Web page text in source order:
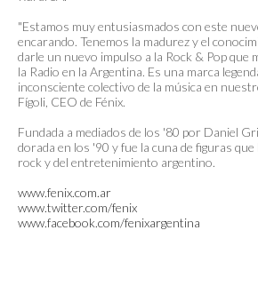
"Estamos muy entusiasmados con este
encarando. Tenemos la madurez y el
darle un nuevo impulso a la Rock & Pop que
la Radio en la Argentina. Es una marca
inconsciente colectivo de la música en
Fígoli, CEO de Fénix.
Fundada a mediados de los '80 por Daniel
dorada en los '90 y fue la cuna de figuras
rock y del entretenimiento argentino.
www.fenix.com.ar
www.twitter.com/fenix
www.facebook.com/fenixargentina